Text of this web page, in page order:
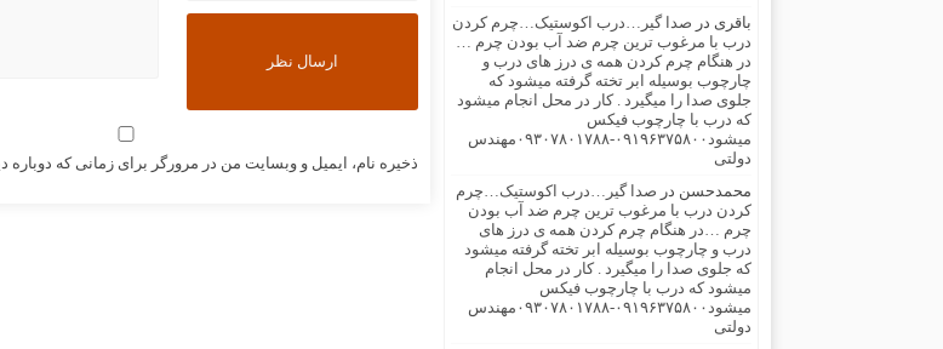
ذخیره نام، ایمیل و وبسایت من در مرورگر برای زمانی که
باقری در صدا گیر…درب اکوستیک…چرم کردن
درب با مرغوب ترین چرم ضد آب بودن چرم …
در هنگام چرم کردن همه ی درز های درب و
چارچوب بوسیله ابر تخته گرفته میشود که
جلوی صدا را میگیرد . کار در محل انجام میشود
که درب با چارچوب فیکس
میشود۰۹۱۹۶۳۷۵۸۰۰-۰۹۳۰۷۸۰۱۷۸۸مهندس
دولتی
محمدحسن در صدا گیر…درب اکوستیک…چرم
کردن درب با مرغوب ترین چرم ضد آب بودن
چرم …در هنگام چرم کردن همه ی درز های
درب و چارچوب بوسیله ابر تخته گرفته میشود
که جلوی صدا را میگیرد . کار در محل انجام
میشود که درب با چارچوب فیکس
میشود۰۹۱۹۶۳۷۵۸۰۰-۰۹۳۰۷۸۰۱۷۸۸مهندس
دولتی